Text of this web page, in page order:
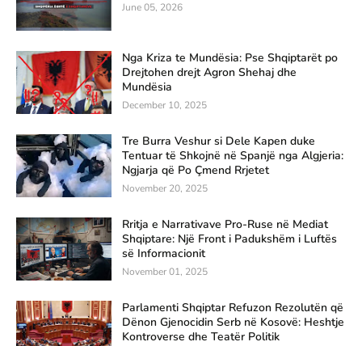
June 05, 2026
Nga Kriza te Mundësia: Pse Shqiptarët po
Drejtohen drejt Agron Shehaj dhe
Mundësia
December 10, 2025
Tre Burra Veshur si Dele Kapen duke
Tentuar të Shkojnë në Spanjë nga Algjeria:
Ngjarja që Po Çmend Rrjetet
November 20, 2025
Rritja e Narrativave Pro-Ruse në Mediat
Shqiptare: Një Front i Padukshëm i Luftës
së Informacionit
November 01, 2025
Parlamenti Shqiptar Refuzon Rezolutën që
Dënon Gjenocidin Serb në Kosovë: Heshtje
Kontroverse dhe Teatër Politik